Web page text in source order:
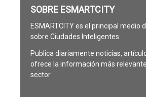
SOBRE ESMARTCITY
ESMARTCITY es el principal medio
sobre Ciudades Inteligentes.
Publica diariamente noticias,
ofrece la información más
sector.